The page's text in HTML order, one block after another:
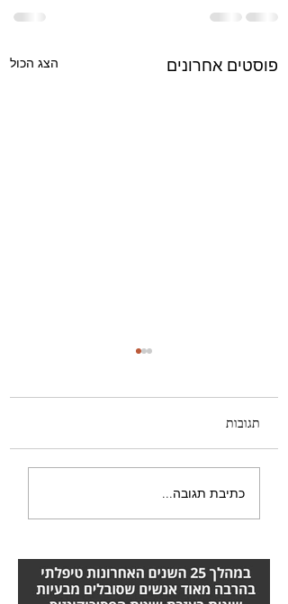
פוסטים אחרונים הצג הכול
היה לי טישטוש בעין -
תגובות
כתיבת תגובה...